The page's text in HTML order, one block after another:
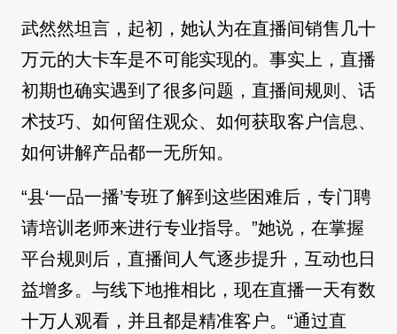
武然然坦言，起初，她认为在直播间销售几十
万元的大卡车是不可能实现的。事实上，直播
初期也确实遇到了很多问题，直播间规则、话
术技巧、如何留住观众、如何获取客户信息、
如何讲解产品都一无所知。
“县‘一品一播’专班了解到这些困难后，专门聘
请培训老师来进行专业指导。”她说，在掌握
平台规则后，直播间人气逐步提升，互动也日
益增多。与线下地推相比，现在直播一天有数
十万人观看，并且都是精准客户。“通过直